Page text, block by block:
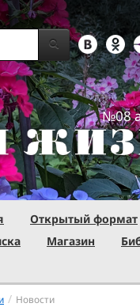
№08
Открытый формат
Магазин
/ Новости